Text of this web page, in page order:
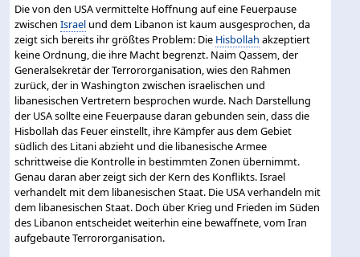
Die von den USA vermittelte Hoffnung auf eine Feuerpause
zwischenIsrael und dem Libanon ist kaum ausgesprochen, da
zeigt sich bereits ihr größtes Problem: Die Hisbollah akzeptiert
keine Ordnung, die ihre Macht begrenzt. Naim Qassem, der
Generalsekretär der Terrororganisation, wies den Rahmen
zurück, der in Washington zwischen israelischen und
libanesischen Vertretern besprochen wurde. Nach Darstellung
der USA sollte eine Feuerpause daran gebunden sein, dass die
Hisbollah das Feuer einstellt, ihre Kämpfer aus dem Gebiet
südlich des Litani abzieht und die libanesische Armee
schrittweise die Kontrolle in bestimmten Zonen übernimmt.
Genau daran aber zeigt sich der Kern des Konflikts. Israel
verhandelt mit dem libanesischen Staat. Die USA verhandeln mit
dem libanesischen Staat. Doch über Krieg und Frieden im Süden
des Libanon entscheidet weiterhin eine bewaffnete, vom Iran
aufgebaute Terrororganisation.